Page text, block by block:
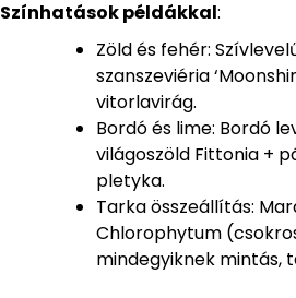
Színhatások példákkal:
Zöld és fehér:
szanszeviéria
vitorlavirág.
Bordó és lime: Bordó
világoszöld Fittonia +
pletyka.
Tarka összeállítás:
Chlorophytum
mindegyiknek mintás,